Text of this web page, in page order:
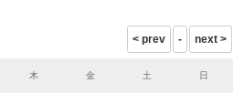
木 金 土 日